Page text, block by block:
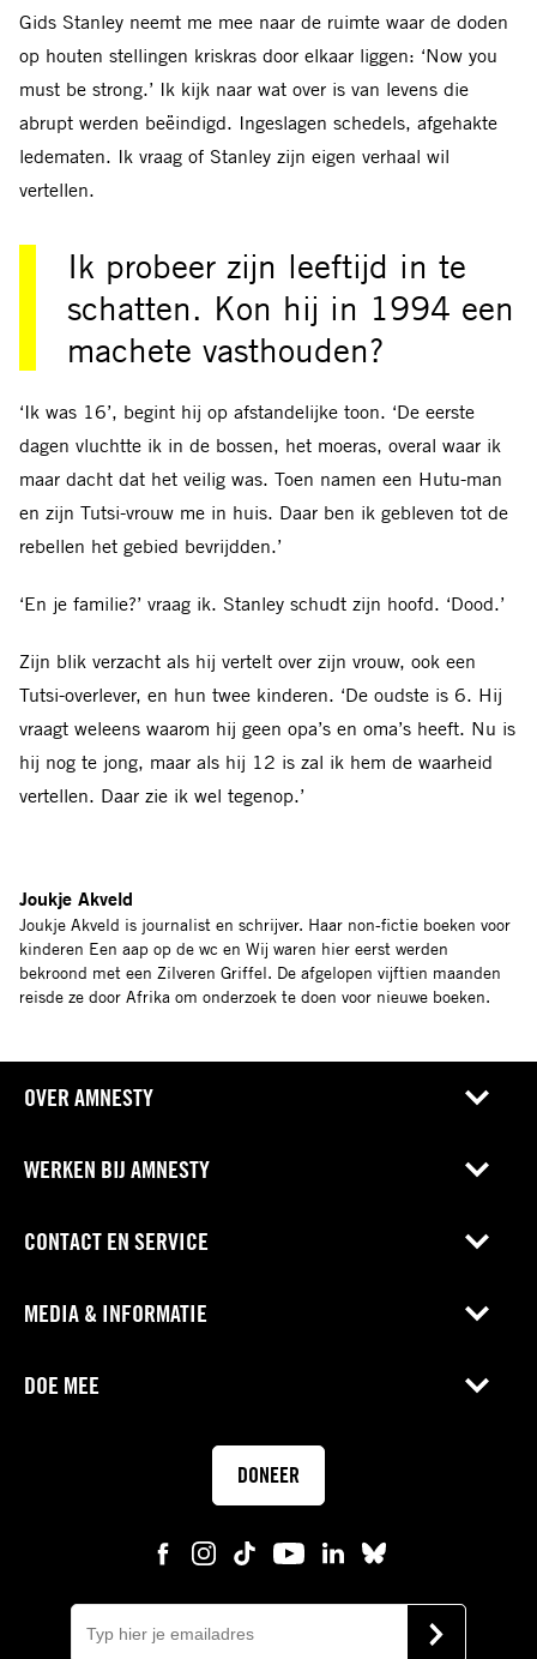
Gids Stanley neemt me mee naar de ruimte waar de doden
op houten stellingen kriskras door elkaar liggen: ‘Now you
must be strong.’ Ik kijk naar wat over is van levens die
abrupt werden beëindigd. Ingeslagen schedels, afgehakte
ledematen. Ik vraag of Stanley zijn eigen verhaal wil
vertellen.
Ik probeer zijn leeftijd in te
schatten. Kon hij in 1994 een
machete vasthouden?
‘Ik was 16’, begint hij op afstandelijke toon. ‘De eerste
dagen vluchtte ik in de bossen, het moeras, overal waar ik
maar dacht dat het veilig was. Toen namen een Hutu-man
en zijn Tutsi-vrouw me in huis. Daar ben ik gebleven tot de
rebellen het gebied bevrijdden.’
‘En je familie?’ vraag ik. Stanley schudt zijn hoofd. ‘Dood.’
Zijn blik verzacht als hij vertelt over zijn vrouw, ook een
Tutsi-overlever, en hun twee kinderen. ‘De oudste is 6. Hij
vraagt weleens waarom hij geen opa’s en oma’s heeft. Nu is
hij nog te jong, maar als hij 12 is zal ik hem de waarheid
vertellen. Daar zie ik wel tegenop.’
Joukje Akveld
Joukje Akveld is journalist en schrijver. Haar non-fictie boeken voor
kinderen Een aap op de wc en Wij waren hier eerst werden
bekroond met een Zilveren Griffel. De afgelopen vijftien maanden
reisde ze door Afrika om onderzoek te doen voor nieuwe boeken.
OVER AMNESTY
WERKEN BIJ AMNESTY
CONTACT EN SERVICE
MEDIA & INFORMATIE
DOE MEE
DONEER
mail